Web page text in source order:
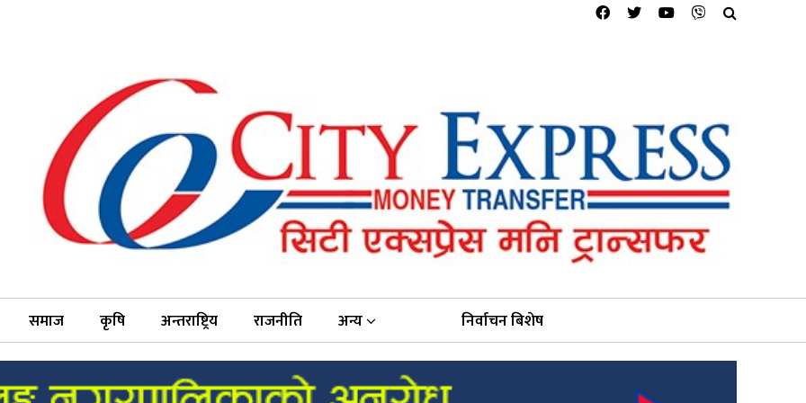
समाज कृषि अन्तराष्ट्रिय राजनीति अन्य निर्वाचन बिशेष